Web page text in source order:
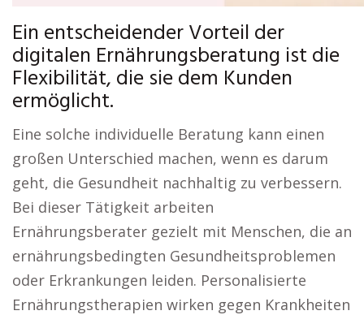
Ein entscheidender Vorteil der
digitalen Ernährungsberatung ist die
Flexibilität, die sie dem Kunden
ermöglicht.
Eine solche individuelle Beratung kann einen
großen Unterschied machen, wenn es darum
geht, die Gesundheit nachhaltig zu verbessern.
Bei dieser Tätigkeit arbeiten
Ernährungsberater gezielt mit Menschen, die an
ernährungsbedingten Gesundheitsproblemen
oder Erkrankungen leiden. Personalisierte
Ernährungstherapien wirken gegen Krankheiten